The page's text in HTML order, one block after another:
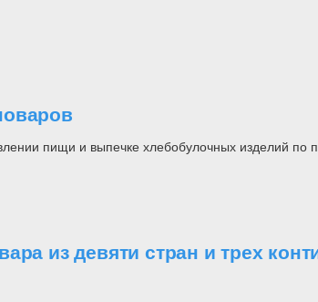
пищи и выпечке хлебобулочных изделий по
из девяти стран и трех